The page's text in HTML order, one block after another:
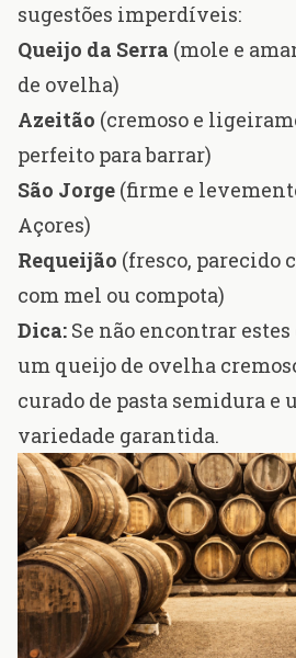
sugestões imperdíveis:
Queijo da Serra (mole e
de ovelha)
Azeitão (cremoso e
perfeito para barrar)
São Jorge (firme e
Açores)
Requeijão (fresco, parecido
com mel ou compota)
Dica: Se não encontrar
um queijo de ovelha
curado de pasta semidura e
variedade garantida.